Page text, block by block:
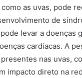
as uvas, pode
de
levar a doenças
cardíacas. A
nas uvas,
impacto direto na